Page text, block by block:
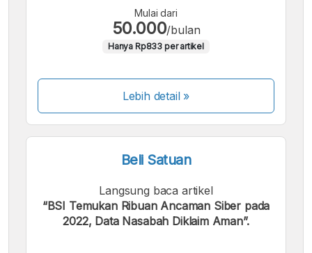
Mulai dari
50.000/bulan
Hanya Rp833 per artikel
Lebih detail »
Beli Satuan
Langsung baca artikel
“BSI Temukan Ribuan Ancaman Siber pada
2022, Data Nasabah Diklaim Aman”.